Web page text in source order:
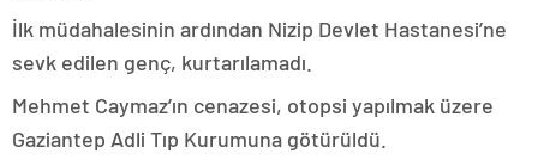
İlk müdahalesinin ardından Nizip Devlet Hastanesi’ne
sevk edilen genç, kurtarılamadı.
Mehmet Caymaz’ın cenazesi, otopsi yapılmak üzere
Gaziantep Adli Tıp Kurumuna götürüldü.